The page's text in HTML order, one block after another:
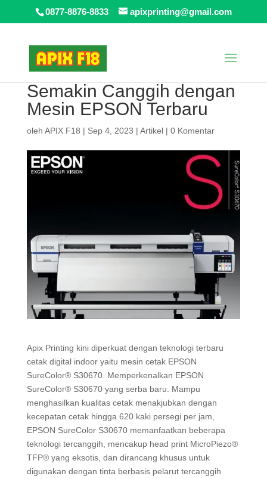
0877-8876-8833 apixprinting@gmail.com
Semakin Canggih dengan
Mesin EPSON Terbaru
oleh APIX F18 | Sep 4, 2023 | Artikel| 0 Komentar
Apix Printing kini diperkuat dengan teknologi terbaru
cetak digital indoor yaitu mesin cetak EPSON
SureColor® S30670. Memperkenalkan EPSON
SureColor® S30670 yang serba baru. Mampu
menghasilkan kualitas cetak menakjubkan dengan
kecepatan cetak hingga 620 kaki persegi per jam,
EPSON SureColor S30670 memanfaatkan beberapa
teknologi tercanggih, mencakup head print MicroPiezo®
TFP® yang eksotis, dan dirancang khusus untuk
digunakan dengan tinta berbasis pelarut tercanggih